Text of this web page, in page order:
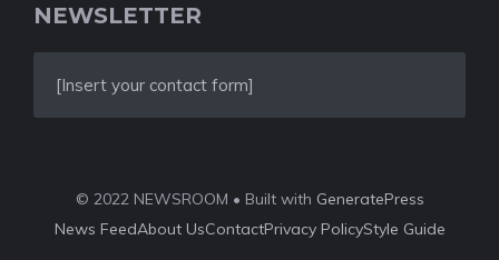
NEWSLETTER
[Insert your contact form]
© 2022 NEWSROOM • Built with GeneratePress
News FeedAbout UsContactPrivacy PolicyStyle Guide